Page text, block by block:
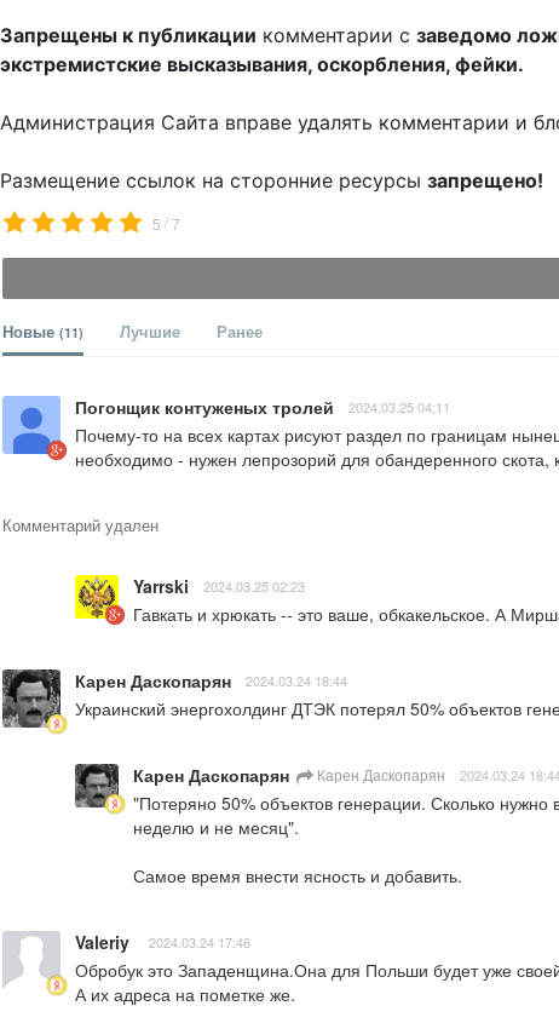
Запрещены к публикации комментарии с заведомо
экстремистские высказывания, оскорбления, фейки.
Администрация Сайта вправе удалять комментарии и
Размещение ссылок на сторонние ресурсы запрещено!
5 /7
Новые (11) Лучшие Ранее
Погонщик контуженых тролей 2024.03.25 04:11
Почему-то на всех картах рисуют раздел по границам
необходимо - нужен лепрозорий для обандеренного
Комментарий удален
Yarrski 2024.03.25 02:23
Гавкать и хрюкать -- это ваше, обкакельское. А
Карен Даскопарян 2024.03.24 18:44
Украинский энергохолдинг ДТЭК потерял 50% объектов
Карен Даскопарян Карен Даскопарян 2024.03.24
"Потеряно 50% объектов генерации. Сколько
неделю и не месяц".
Самое время внести ясность и добавить.
Valeriy 2024.03.24 17:46
Обробук это Западенщина.Она для Польши будет уже
А их адреса на пометке же.